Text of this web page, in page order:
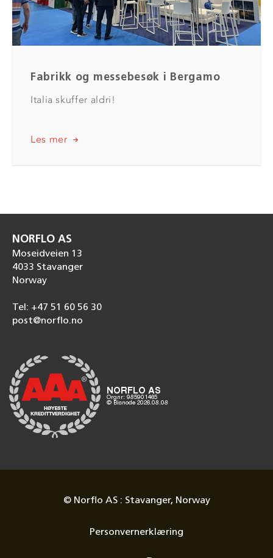
Fabrikk og messebesøk i Bergamo
Italia skuffer aldri!
Les mer
NORFLO AS
Moseidveien 13
4033 Stavanger
Norway
Tel: +47 51 60 56 30
post@norflo.no
© Norflo AS : Stavanger, Norway
Personvernerklæring